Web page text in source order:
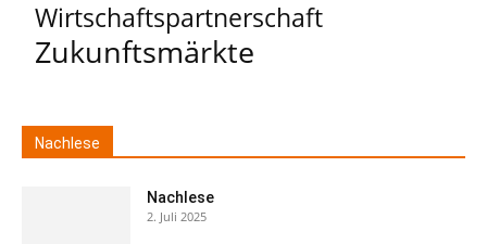
Wirtschaftspartnerschaft
Zukunftsmärkte
Nachlese
Nachlese
2. Juli 2025